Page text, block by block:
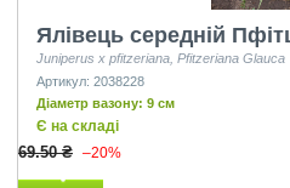
Ялівець середній
Juniperus x pfitzeriana, Pfitzeriana Glauca
Артикул: 2038228
Діаметр вазону: 9 см
Є на складі
69.50 ₴ –20%